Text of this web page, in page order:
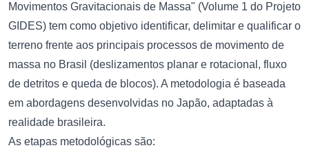
Movimentos Gravitacionais de Massa" (Volume 1 do Projeto
GIDES) tem como objetivo identificar, delimitar e qualificar o
terreno frente aos principais processos de movimento de
massa no Brasil (deslizamentos planar e rotacional, fluxo
de detritos e queda de blocos). A metodologia é baseada
em abordagens desenvolvidas no Japão, adaptadas à
realidade brasileira.
As etapas metodológicas são: